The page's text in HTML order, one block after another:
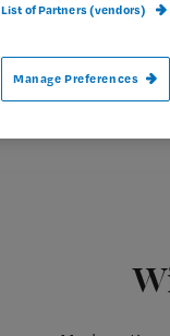
De
De prijzen
List of Partners (vendors)
Manage Preferences